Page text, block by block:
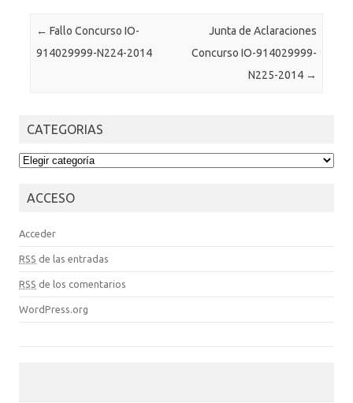
Post navigation
← Fallo Concurso IO-
914029999-N224-2014
Junta de Aclaraciones
Concurso IO-914029999-
N225-2014 →
CATEGORIAS
CATEGORIAS
ACCESO
Acceder
RSS de las entradas
RSS de los comentarios
WordPress.org